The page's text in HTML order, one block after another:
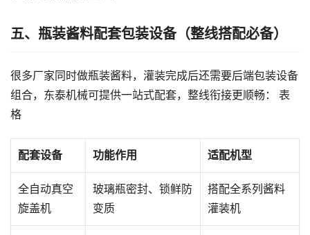
五、瓶装酱料配套包装设备（整线搭配必备）
很多厂家同时做瓶装酱料，灌装完成后还需要后端包装设备
组合，东泰机械可提供一站式配套，整线衔接更顺畅： 表
格
配套设备 功能作用 适配机型
全自动真空
旋盖机
玻璃瓶密封、锁鲜防
变质
搭配全系列酱料
灌装机